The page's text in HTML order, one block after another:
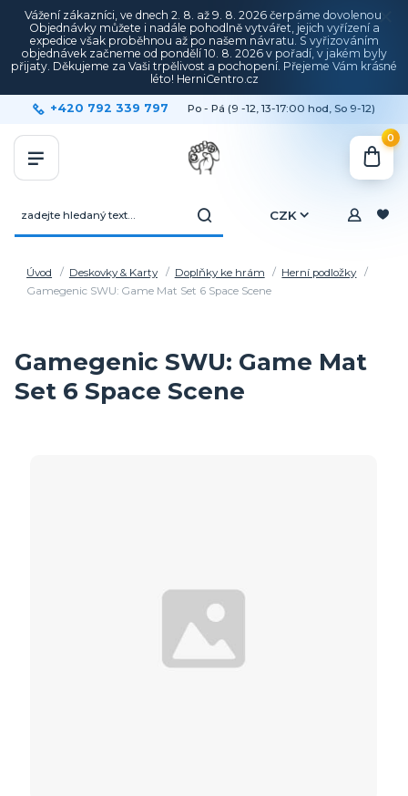
Vážení zákazníci, ve dnech 2. 8. až 9. 8. 2026 čerpáme dovolenou.
Objednávky můžete i nadále pohodlně vytvářet, jejich vyřízení a
expedice však proběhnou až po našem návratu. S vyřizováním
objednávek začneme od pondělí 10. 8. 2026 v pořadí, v jakém byly
přijaty. Děkujeme za Vaši trpělivost a pochopení. Přejeme Vám krásné
léto! HerniCentro.cz
CZK
+420 792 339 797 Po - Pá (9 -12, 13-17:00 hod, So 9-12)
0
Úvod Deskovky & Karty Doplňky ke hrám
Herní podložky
Gamegenic SWU: Game Mat Set 6 Space Scene
Gamegenic SWU: Game Mat
Set 6 Space Scene